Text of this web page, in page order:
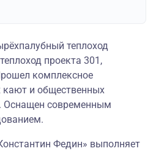
теплоход
проекта 301,
комплексное
кают и общественных
Оснащен современным
Федин» выполняет